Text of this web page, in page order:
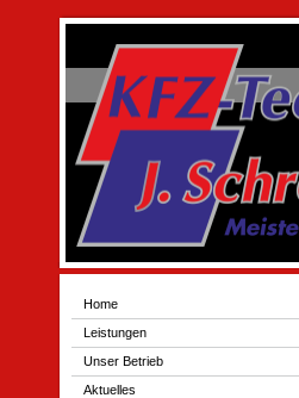
Home
Leistungen
Unser Betrieb
Aktuelles